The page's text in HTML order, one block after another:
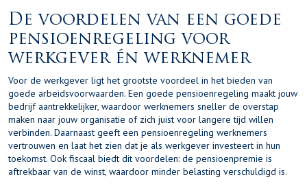
De voordelen van een goede
pensioenregeling voor
werkgever én werknemer
Voor de werkgever ligt het grootste voordeel in het bieden van
goede arbeidsvoorwaarden. Een goede pensioenregeling maakt jouw
bedrijf aantrekkelijker, waardoor werknemers sneller de overstap
maken naar jouw organisatie of zich juist voor langere tijd willen
verbinden. Daarnaast geeft een pensioenregeling werknemers
vertrouwen en laat het zien dat je als werkgever investeert in hun
toekomst. Ook fiscaal biedt dit voordelen: de pensioenpremie is
aftrekbaar van de winst, waardoor minder belasting verschuldigd is.